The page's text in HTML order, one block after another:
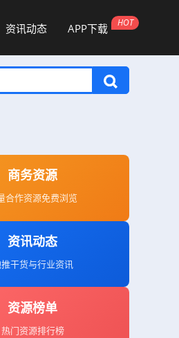
资讯动态 APP下载
商务资源
合作资源免费浏览
资讯动态
干货与行业资讯
资源榜单
热门资源排行榜